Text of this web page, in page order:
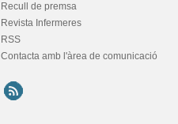
Recull de premsa
Revista Infermeres
RSS
Contacta amb l'àrea de comunicació